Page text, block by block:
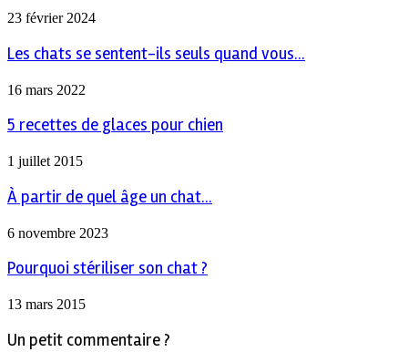
23 février 2024
Les chats se sentent-ils seuls quand vous...
16 mars 2022
5 recettes de glaces pour chien
1 juillet 2015
À partir de quel âge un chat...
6 novembre 2023
Pourquoi stériliser son chat ?
13 mars 2015
Un petit commentaire ?